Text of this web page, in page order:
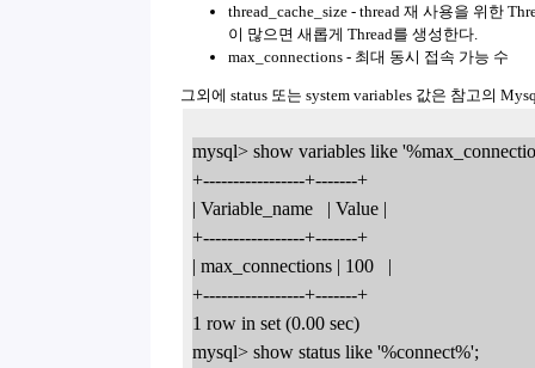
thread_cache_size - thread 재 사용을 위한
이 많으면 새롭게 Thread를 생성한다.
max_connections - 최대 동시 접속 가능 수
그외에 status 또는 system variables 값은 참고의
mysql> show variables like
+-----------------+-------+
| Variable_name   | Value |
+-----------------+-------+
| max_connections | 100   |
+-----------------+-------+
1 row in set (0.00 sec)
mysql> show status like '%connect%';